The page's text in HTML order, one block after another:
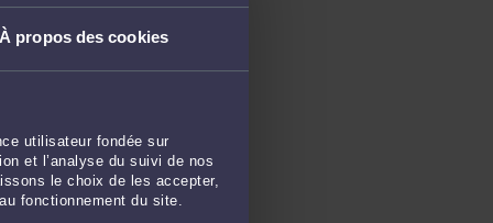
À propos des cookies
utilisateur fondée sur
et l’analyse du suivi de nos
le choix de les accepter,
fonctionnement du site.
Mars 2025
Février 2025
Novembre 2024
Octobre 2024